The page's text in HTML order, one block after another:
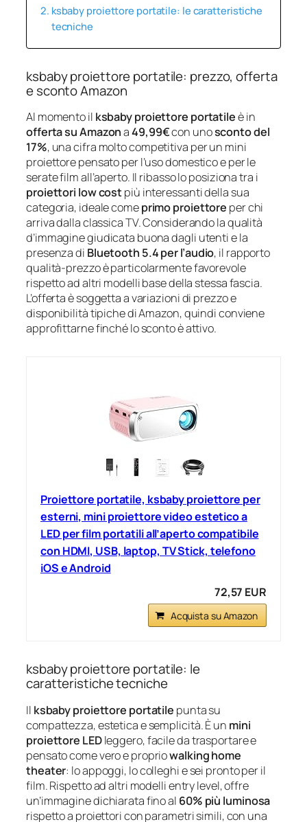
ksbaby proiettore portatile: le caratteristiche
tecniche
ksbaby proiettore portatile: prezzo, offerta
e sconto Amazon
Al momento il ksbaby proiettore portatileè in
offerta su Amazona49,99€con unosconto del
17%, una cifra molto competitiva per un mini
proiettore pensato per l’uso domestico e per le
serate film all’aperto. Il ribasso lo posiziona tra i
proiettori low costpiù interessanti della sua
categoria, ideale comeprimo proiettore per chi
arriva dalla classica TV. Considerando la qualità
d’immagine giudicata buona dagli utenti e la
presenza di Bluetooth 5.4 per l’audio, il rapporto
qualità-prezzo è particolarmente favorevole
rispetto ad altri modelli base della stessa fascia.
L’offerta è soggetta a variazioni di prezzo e
disponibilità tipiche di Amazon, quindi conviene
approfittarne finché lo sconto è attivo.
Proiettore portatile, ksbaby proiettore per
esterni, mini proiettore video estetico a
LED per film portatili all’aperto compatibile
con HDMI, USB, laptop, TV Stick, telefono
iOS e Android
72,57 EUR
Acquista su Amazon
ksbaby proiettore portatile: le
caratteristiche tecniche
Il ksbaby proiettore portatile punta su
compattezza, estetica e semplicità. È un mini
proiettore LEDleggero, facile da trasportare e
pensato come vero e propriowalking home
theater: lo appoggi, lo colleghi e sei pronto per il
film. Rispetto ad altri modelli entry level, offre
un’immagine dichiarata fino al 60% più luminosa
rispetto a proiettori con parametri simili, con una